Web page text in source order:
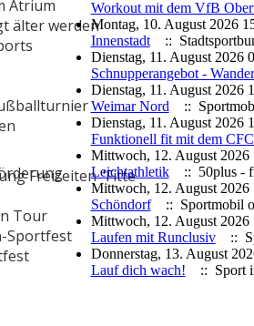
Atrium
älter werden
Freizeiten "Fitte
Tour
Sportfest
Workout mit dem VfB
Montag, 10. August 2026
Innenstadt
::
Dienstag, 11. August 2026
Schnupperangebot -
Dienstag, 11. August 2026
Weimar Nord
::
Dienstag, 11. August 2026
Funktionell fit mit dem
Mittwoch, 12. August 2026
Leichtathletik
:: 50plus -
Mittwoch, 12. August 2026
Schöndorf
:: Sportmobil
Mittwoch, 12. August 2026
Laufen mit Runclusiv
::
Donnerstag, 13. August
Lauf dich wach!
:: Sport